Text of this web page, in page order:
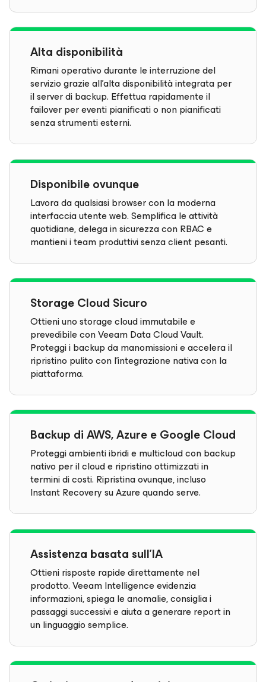
Alta disponibilità
Rimani operativo durante le interruzione del
servizio grazie all'alta disponibilità integrata per
il server di backup. Effettua rapidamente il
failover per eventi pianificati o non pianificati
senza strumenti esterni.
Disponibile ovunque
Lavora da qualsiasi browser con la moderna
interfaccia utente web. Semplifica le attività
quotidiane, delega in sicurezza con RBAC e
mantieni i team produttivi senza client pesanti.
Storage Cloud Sicuro
Ottieni uno storage cloud immutabile e
prevedibile con Veeam Data Cloud Vault.
Proteggi i backup da manomissioni e accelera il
ripristino pulito con l'integrazione nativa con la
piattaforma.
Backup di AWS, Azure e Google Cloud
Proteggi ambienti ibridi e multicloud con backup
nativo per il cloud e ripristino ottimizzati in
termini di costi. Ripristina ovunque, incluso
Instant Recovery su Azure quando serve.
Assistenza basata sull'IA
Ottieni risposte rapide direttamente nel
prodotto. Veeam Intelligence evidenzia
informazioni, spiega le anomalie, consiglia i
passaggi successivi e aiuta a generare report in
un linguaggio semplice.